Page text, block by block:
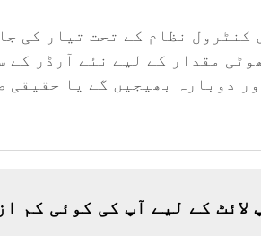
مقدار کے لیے نئے آرڈر کے
دوبارہ بھیجیں گے یا حقیقی